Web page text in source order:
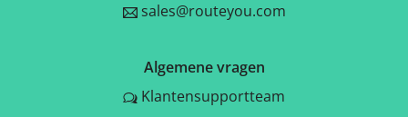
sales@routeyou.com
Algemene vragen
Klantensupportteam